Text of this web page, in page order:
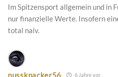
Im Spitzensport allgemein und in
nur finanzielle Werte. Insofern
total naiv.
nussknacker56 6 Jahre vor